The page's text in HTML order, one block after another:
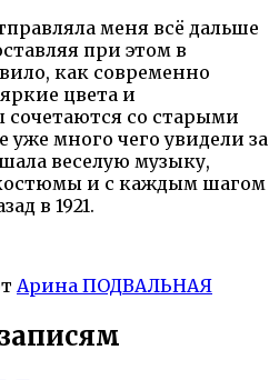
меня всё дальше
при этом в
как современно
цвета и
со старыми
много чего увидели за
веселую музыку,
и с каждым шагом
в 1921.
Арина ПОДВАЛЬНАЯ